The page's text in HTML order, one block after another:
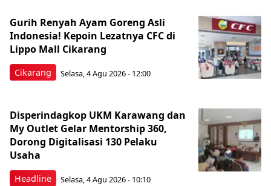
Cikarang
Gurih Renyah Ayam Goreng Asli
Indonesia! Kepoin Lezatnya CFC di
Lippo Mall Cikarang
Selasa, 4 Agu 2026 - 12:00
Headline
Disperindagkop UKM Karawang dan
My Outlet Gelar Mentorship 360,
Dorong Digitalisasi 130 Pelaku
Usaha
Selasa, 4 Agu 2026 - 10:10